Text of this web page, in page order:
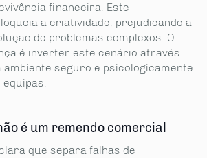
financeira. Este
a criatividade, prejudicando a
de problemas complexos. O
é inverter este cenário através
ambiente seguro e psicologicamente
é um remendo comercial
que separa falhas de